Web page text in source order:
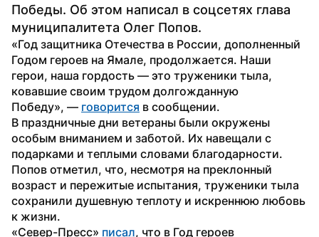
Победы. Об этом написал в соцсетях глава
муниципалитета Олег Попов.
«Год защитника Отечества в России, дополненный
Годом героев на Ямале, продолжается. Наши
герои, наша гордость — это труженики тыла,
ковавшие своим трудом долгожданную
Победу», — говорится в сообщении.
В праздничные дни ветераны были окружены
особым вниманием и заботой. Их навещали с
подарками и теплыми словами благодарности.
Попов отметил, что, несмотря на преклонный
возраст и пережитые испытания, труженики тыла
сохранили душевную теплоту и искреннюю любовь
к жизни.
«Север-Пресс» писал, что в Год героев